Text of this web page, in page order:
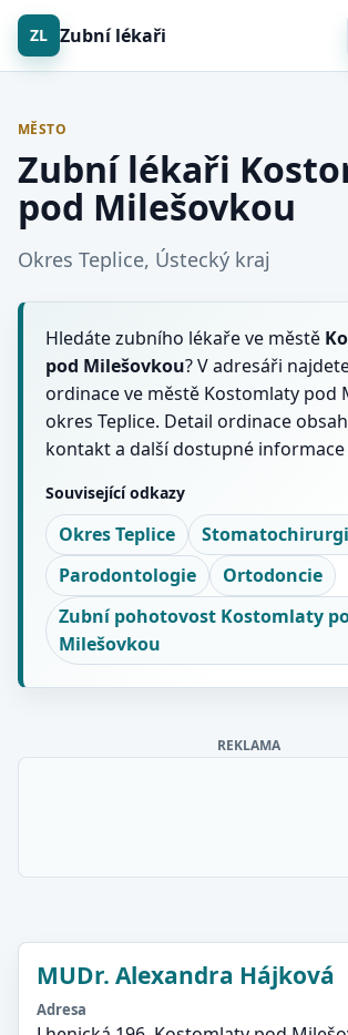
ZL Zubní lékaři
MĚSTO
Zubní lékaři
pod Milešovkou
Okres Teplice, Ústecký kraj
Hledáte zubního lékaře ve městě
pod Milešovkou? V adresáři
ordinace ve městě Kostomlaty pod
okres Teplice. Detail ordinace
kontakt a další dostupné informace
Související odkazy
Okres Teplice
Parodontologie
Ortodoncie
Zubní pohotovost Kostomlaty
Milešovkou
REKLAMA
MUDr. Alexandra Hájková
Adresa